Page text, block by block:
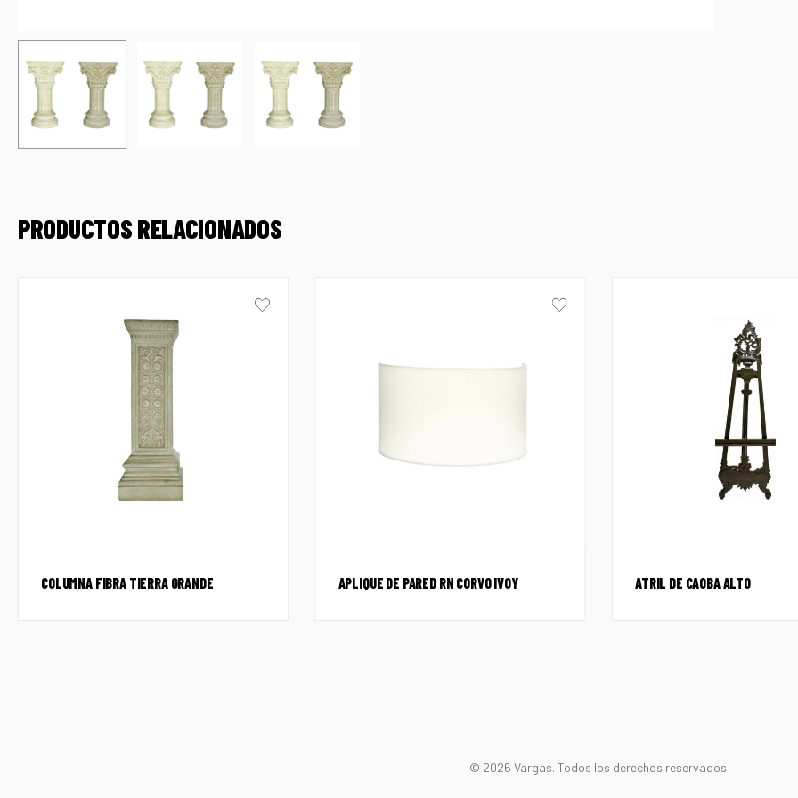
PRODUCTOS RELACIONADOS
COLUMNA FIBRA TIERRA GRANDE APLIQUE DE PARED RN CORVO IVOY ATRIL DE CAOBA ALTO
© 2026 Vargas. Todos los derechos reservados